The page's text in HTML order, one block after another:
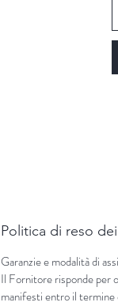
Politica di reso
Garanzie e modalità di
Il Fornitore risponde per
manifesti entro il termine